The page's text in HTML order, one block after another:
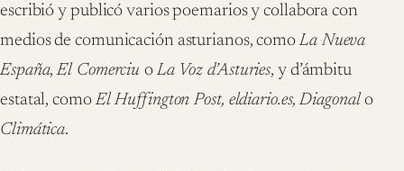
escribió y publicó varios poemarios y collabora con
medios de comunicación asturianos, comoLa Nueva
España,El ComerciuoLa Voz d’Asturies, y d’ámbitu
estatal, comoEl Huffington Post, eldiario.es, Diagonalo
Climática.